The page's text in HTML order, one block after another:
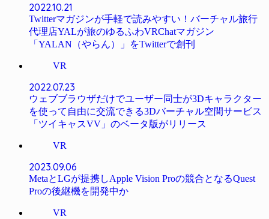
2022.10.21
Twitterマガジンが手軽で読みやすい！バーチャル旅行
代理店YALが旅のゆるふわVRChatマガジン
「YALAN（やらん）」をTwitterで創刊
VR
2022.07.23
ウェブブラウザだけでユーザー同士が3Dキャラクター
を使って自由に交流できる3Dバーチャル空間サービス
「ツイキャスVV」のベータ版がリリース
VR
2023.09.06
MetaとLGが提携しApple Vision Proの競合となるQuest
Proの後継機を開発中か
VR